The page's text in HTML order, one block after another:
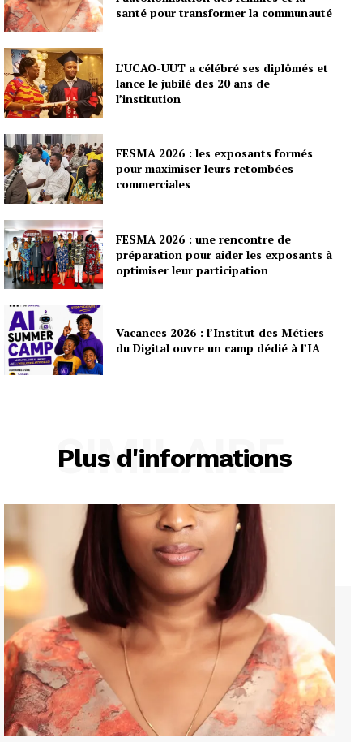
santé pour transformer la communauté
L’UCAO-UUT a célébré ses diplômés et
lance le jubilé des 20 ans de
l’institution
FESMA 2026 : les exposants formés
pour maximiser leurs retombées
commerciales
FESMA 2026 : une rencontre de
préparation pour aider les exposants à
optimiser leur participation
Vacances 2026 : l’Institut des Métiers
du Digital ouvre un camp dédié à l’IA
Plus d'informations
SIMILAIRE